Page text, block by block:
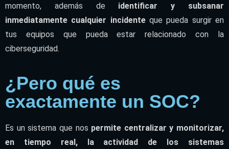
momento, además de identificar y subsanar
inmediatamente cualquier incidenteque pueda surgir en
tus equipos que pueda estar relacionado con la
ciberseguridad.
¿Pero qué es
exactamente un SOC?
Es un sistema que nos permite centralizar y monitorizar,
en tiempo real, la actividad de los sistemas